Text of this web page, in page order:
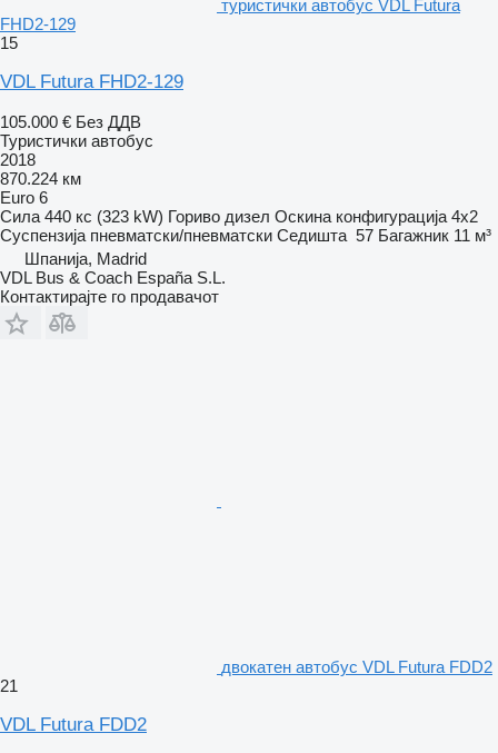
туристички автобус VDL Futura
FHD2-129
15
VDL Futura FHD2-129
105.000 € Без ДДВ
Туристички автобус
2018
870.224 км
Euro 6
Сила 440 кс (323 kW) Гориво дизел Оскина конфигурација 4x2
Суспензија пневматски/пневматски Седишта 57 Багажник 11 м³
Шпанија, Madrid
VDL Bus & Coach España S.L.
Контактирајте го продавачот
двокатен автобус VDL Futura FDD2
21
VDL Futura FDD2